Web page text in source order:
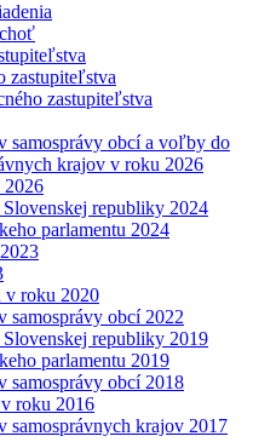
zastupiteľstva
zastupiteľstva
samosprávy obcí a voľby do
krajov v roku 2026
republiky 2024
parlamentu 2024
roku 2020
samosprávy obcí 2022
republiky 2019
parlamentu 2019
samosprávy obcí 2018
roku 2016
samosprávnych krajov 2017